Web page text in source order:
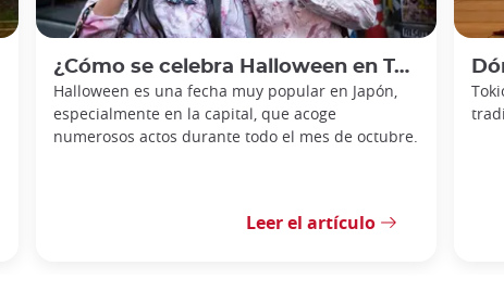
¿Cómo se celebra Halloween en Tokio siendo adulto?
Halloween es una fecha muy popular en Japón,
especialmente en la capital, que acoge
numerosos actos durante todo el mes de octubre.
Leer el artículo